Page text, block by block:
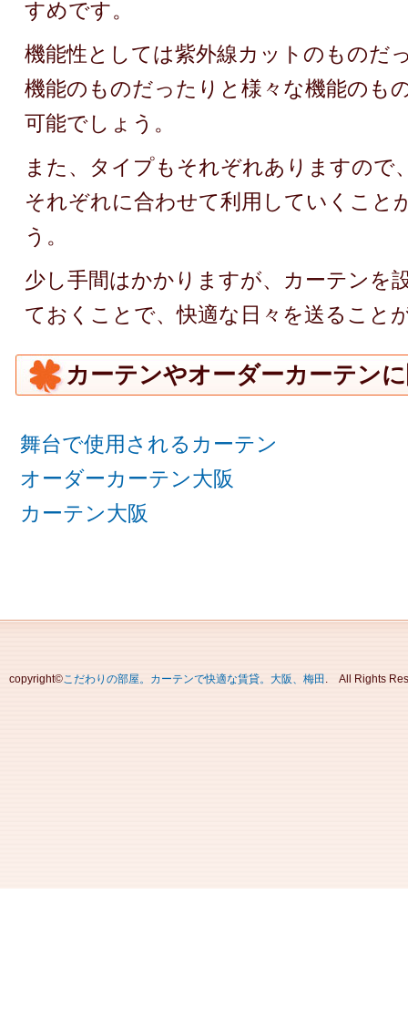
すめです。
機能性としては紫外線カットのものだ
機能のものだったりと様々な機能のも
可能でしょう。
また、タイプもそれぞれありますので
それぞれに合わせて利用していくこと
う。
少し手間はかかりますが、カーテンを
ておくことで、快適な日々を送ること
カーテンやオーダーカーテン
舞台で使用されるカーテン
オーダーカーテン大阪
カーテン大阪
copyright©こだわりの部屋。カーテンで快適な賃貸。大阪、梅田 . All Rights